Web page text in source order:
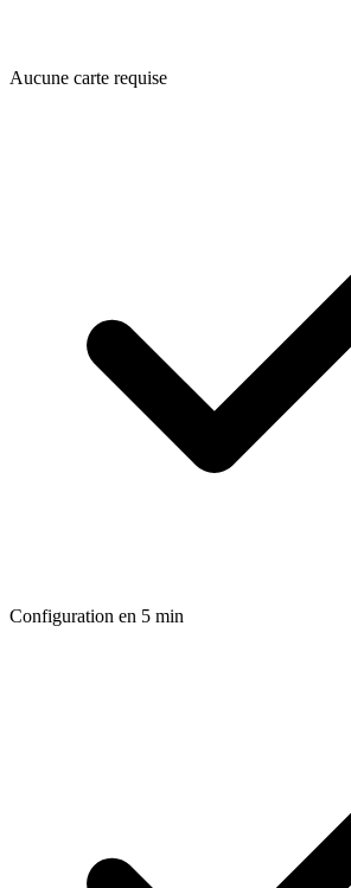
Aucune carte requise
Configuration en 5 min